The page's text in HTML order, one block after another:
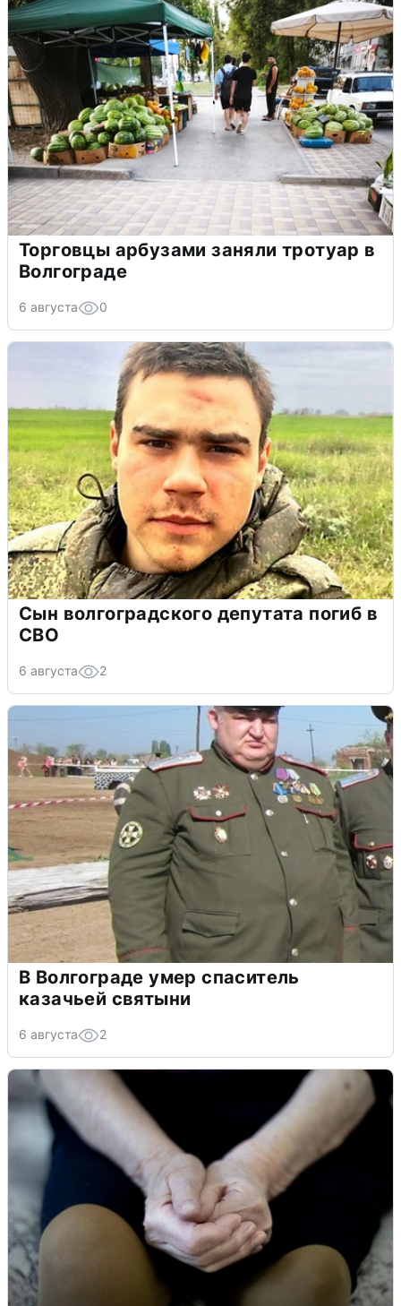
Торговцы арбузами заняли тротуар в
Волгограде
6 августа 0
Сын волгоградского депутата погиб в
СВО
6 августа 2
В Волгограде умер спаситель
казачьей святыни
6 августа 2